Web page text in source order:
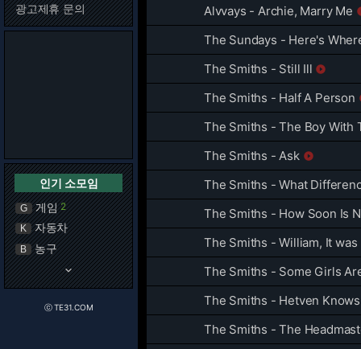
광고제휴 문의
인기 소모임
G 게임 2
K 자동차
B 농구
keyboard_arrow_down
ⓒ TE31.COM
Alvvays - Archie, Marry Me
The Sundays - Here's
The Smiths - Still Ill 
The Smiths - Half A Person
The Smiths - The Boy With
The Smiths - Ask 
The Smiths - What
The Smiths - How Soon Is
The Smiths - William, It
The Smiths - Some Girls
The Smiths - Hetven
The Smiths - The